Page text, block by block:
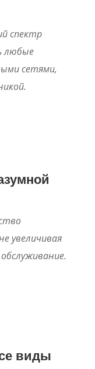
спектр
любые
сетями,
увеличивая
виды